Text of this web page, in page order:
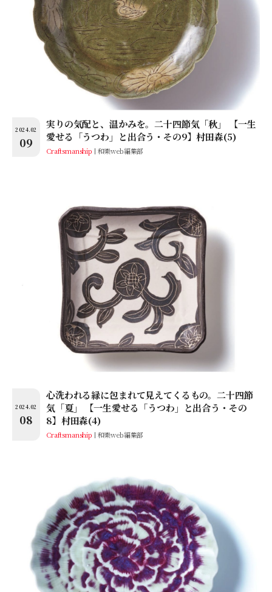
2024.02
09
実りの気配と、温かみを。二十四節気「秋」 【一生
愛せる「うつわ」と出合う・その9】村田森(5)
Craftsmanship 和樂web編集部
2024.02
08
心洗われる緑に包まれて見えてくるもの。二十四節
気「夏」 【一生愛せる「うつわ」と出合う・その
8】村田森(4)
Craftsmanship 和樂web編集部